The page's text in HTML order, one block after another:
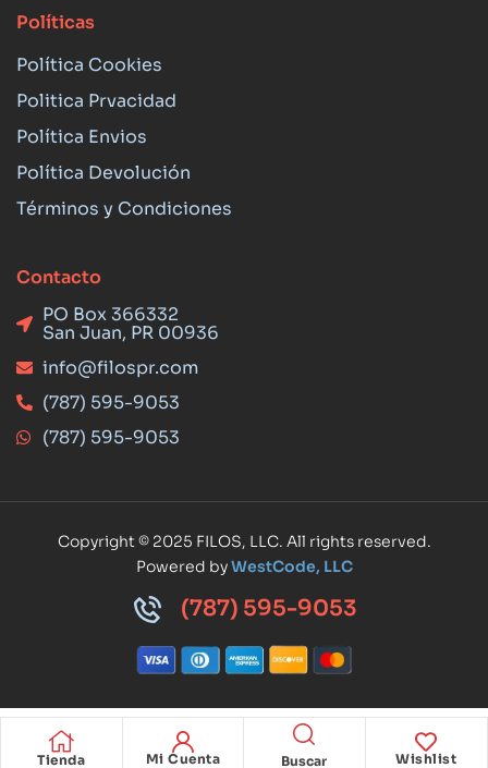
Tienda Mi Cuenta Wishlist
Políticas
Política Cookies
Politica Prvacidad
Política Envios
Política Devolución
Términos y Condiciones
Contacto
PO Box 366332
San Juan, PR 00936
info@filospr.com
(787) 595-9053
(787) 595-9053
Copyright © 2025 FILOS, LLC. All rights reserved.
Powered byWestCode, LLC
(787) 595-9053